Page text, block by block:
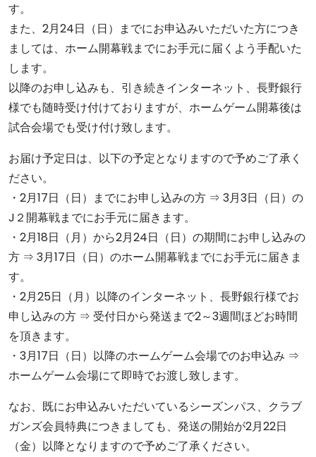
す。
また、2月24日（日）までにお申込みいただいた方につき
ましては、ホーム開幕戦までにお手元に届くよう手配いた
します。
以降のお申し込みも、引き続きインターネット、長野銀行
様でも随時受け付けておりますが、ホームゲーム開幕後は
試合会場でも受け付け致します。
お届け予定日は、以下の予定となりますので予めご了承く
ださい。
・2月17日（日）までにお申し込みの方 ⇒ 3月3日（日）の
J２開幕戦までにお手元に届きます。
・2月18日（月）から2月24日（日）の期間にお申し込みの
方 ⇒ 3月17日（日）のホーム開幕戦までにお手元に届きま
す。
・2月25日（月）以降のインターネット、長野銀行様でお
申し込みの方 ⇒ 受付日から発送まで2～3週間ほどお時間
を頂きます。
・3月17日（日）以降のホームゲーム会場でのお申込み ⇒
ホームゲーム会場にて即時でお渡し致します。
なお、既にお申込みいただいているシーズンパス、クラブ
ガンズ会員特典につきましても、発送の開始が2月22日
（金）以降となりますので予めご了承ください。